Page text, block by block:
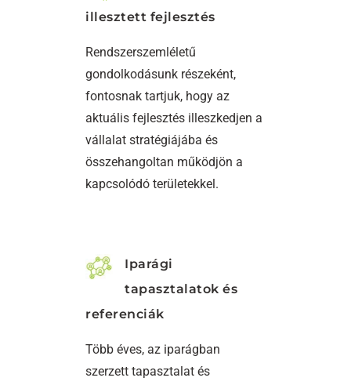
illesztett fejlesztés
Rendszerszemléletű
gondolkodásunk részeként,
fontosnak tartjuk, hogy az
aktuális fejlesztés illeszkedjen a
vállalat stratégiájába és
összehangoltan működjön a
kapcsolódó területekkel.
Iparági
tapasztalatok és
referenciák
Több éves, az iparágban
szerzett tapasztalat és